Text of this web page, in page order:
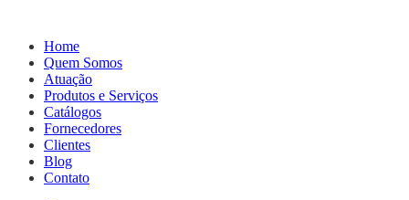
Home
Quem Somos
Atuação
Produtos e Serviços
Catálogos
Fornecedores
Clientes
Blog
Contato